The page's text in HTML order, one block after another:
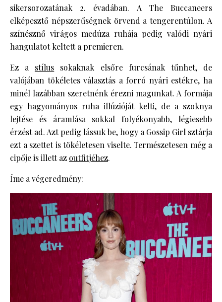
sikersorozatának 2. évadában. A The Buccaneers
elképesztő népszerűségnek örvend a tengerentúlon. A
színésznő virágos medúza ruhája pedig valódi nyári
hangulatot keltett a premieren.
Ez a stílus sokaknak elsőre furcsának tűnhet, de
valójában tökéletes választás a forró nyári estékre, ha
minél lazábban szeretnénk érezni magunkat. A formája
egy hagyományos ruha illúzióját kelti, de a szoknya
lejtése és áramlása sokkal folyékonyabb, légiesebb
érzést ad. Azt pedig lássuk be, hogy a Gossip Girl sztárja
ezt a szettet is tökéletesen viselte. Természetesen még a
cipője is illett az outfitjéhez.
Íme a végeredmény: